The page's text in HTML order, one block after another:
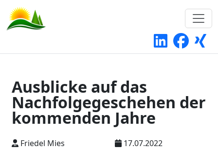
Ausblicke auf das
Nachfolgegeschehen der
kommenden Jahre
Friedel Mies 17.07.2022